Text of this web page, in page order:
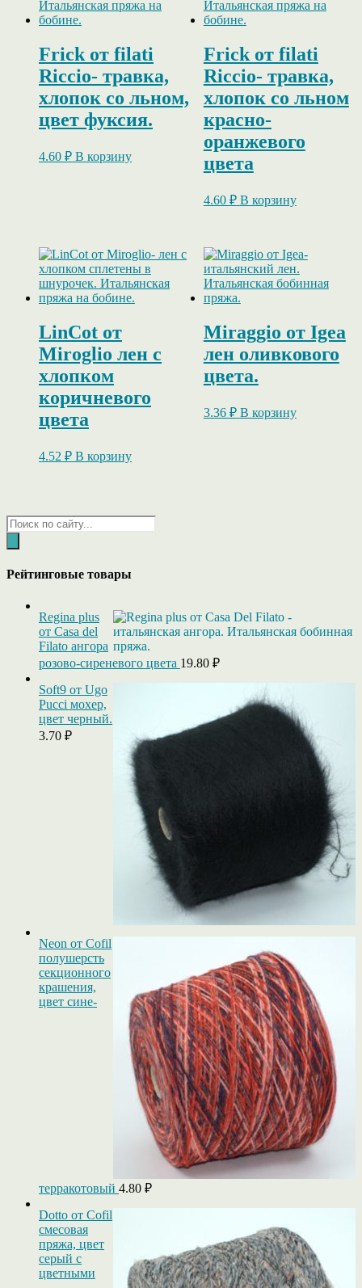
Frick от filati
Riccio- травка,
хлопок со льном,
цвет фуксия.
4.60 ₽ В корзину
Frick от filati
Riccio- травка,
хлопок со льном
красно-
оранжевого
цвета
4.60 ₽ В корзину
LinCot от
Miroglio лен с
хлопком
коричневого
цвета
4.52 ₽ В корзину
Miraggio от Igea
лен оливкового
цвета.
3.36 ₽ В корзину
Поиск
товаров
Рейтинговые товары
Regina plus
от Casa del
Filato ангора
розово-сиреневого цвета 19.80 ₽
Soft9 от Ugo
Pucci мохер,
цвет черный.
3.70 ₽
Neon от Cofil
полушерсть
секционного
крашения,
цвет сине-
терракотовый 4.80 ₽
Dotto от Cofil
смесовая
пряжа, цвет
серый с
цветными